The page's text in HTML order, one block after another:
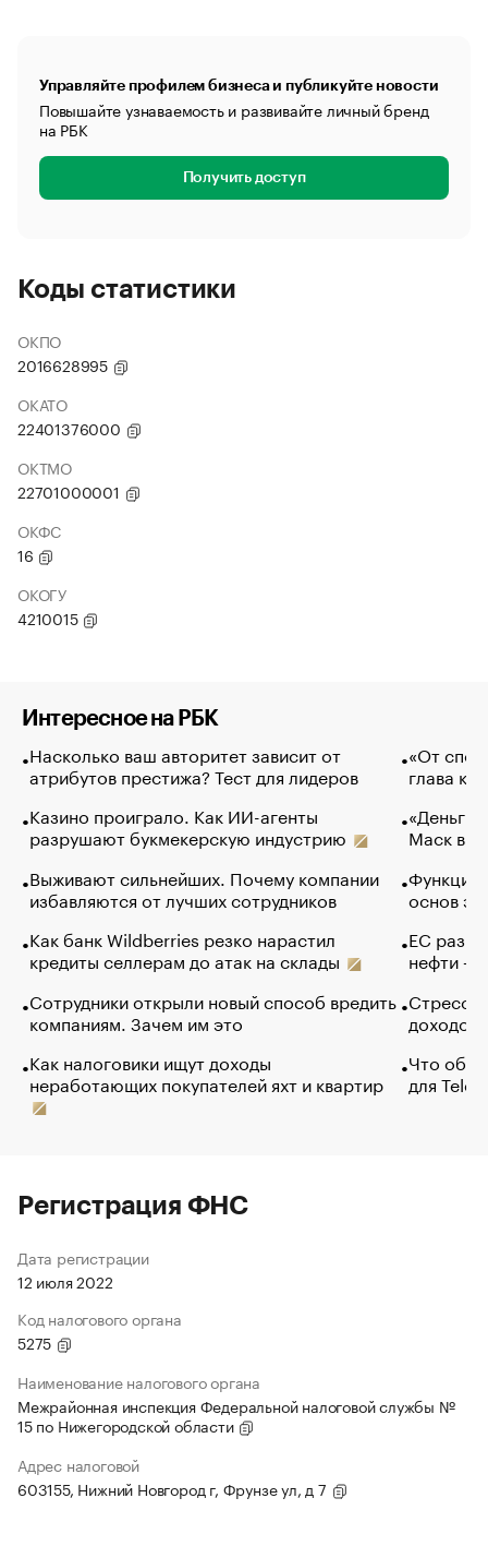
Управляйте профилем бизнеса и публикуйте новости
Повышайте узнаваемость и развивайте личный бренд
на РБК
Получить доступ
Коды статистики
ОКПО
2016628995
ОКАТО
22401376000
ОКТМО
22701000001
ОКФС
16
ОКОГУ
4210015
Интересное на РБК
Насколько ваш авторитет зависит от
атрибутов престижа? Тест для лидеров
Казино проиграло. Как ИИ-агенты
разрушают букмекерскую индустрию
Выживают сильнейших. Почему компании
избавляются от лучших сотрудников
Как банк Wildberries резко нарастил
кредиты селлерам до атак на склады
Сотрудники открыли новый способ вредить
компаниям. Зачем им это
Как налоговики ищут доходы
неработающих покупателей яхт и квартир
«От
глава
«Деньги
Маск в
Функции
основ
ЕС
нефти —
Стресс
доходов
Что
для
Регистрация ФНС
Дата регистрации
12 июля 2022
Код налогового органа
5275
Наименование налогового органа
Межрайонная инспекция Федеральной налоговой службы №
15 по Нижегородской области
Адрес налоговой
603155, Нижний Новгород г, Фрунзе ул, д 7